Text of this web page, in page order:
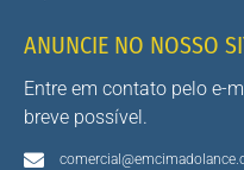
ANUNCIE NO NOSSO
Entre em contato pelo e-
breve possível.